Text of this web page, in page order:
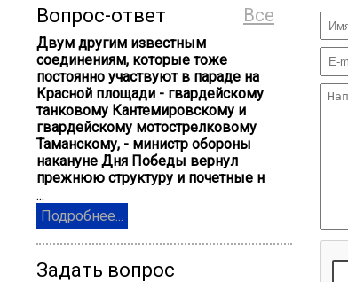
Все
Вопрос-ответ
Двум другим известным
соединениям, которые тоже
постоянно участвуют в параде на
Красной площади - гвардейскому
танковому Кантемировскому и
гвардейскому мотострелковому
Таманскому, - министр обороны
накануне Дня Победы вернул
прежнюю структуру и почетные н
...
Подробнее...
Задать вопрос